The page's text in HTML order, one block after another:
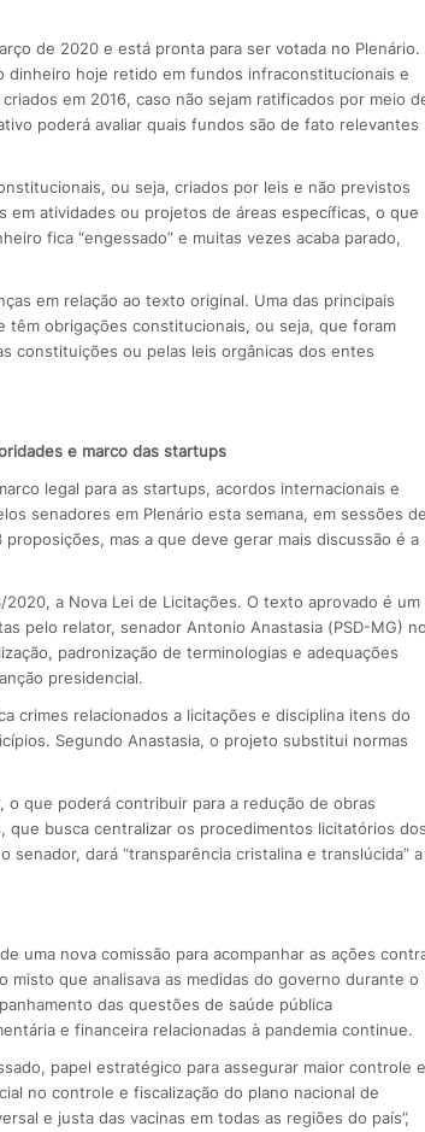
de 2020 e está pronta para ser votada no Plenário.
dinheiro hoje retido em fundos infraconstitucionais e
em 2016, caso não sejam ratificados por meio
poderá avaliar quais fundos são de fato relevantes
ou seja, criados por leis e não previstos
atividades ou projetos de áreas específicas, o que
fica “engessado” e muitas vezes acaba parado,
em relação ao texto original. Uma das principais
obrigações constitucionais, ou seja, que foram
constituições ou pelas leis orgânicas dos entes
e marco das startups
legal para as startups, acordos internacionais e
senadores em Plenário esta semana, em sessões de
mas a que deve gerar mais discussão é a
a Nova Lei de Licitações. O texto aprovado é um
pelo relator, senador Antonio Anastasia (PSD-MG) no
padronização de terminologias e adequações
presidencial.
crimes relacionados a licitações e disciplina itens do
Segundo Anastasia, o projeto substitui normas
o que poderá contribuir para a redução de obras
que busca centralizar os procedimentos licitatórios dos
dará “transparência cristalina e translúcida” a
uma nova comissão para acompanhar as ações
que analisava as medidas do governo durante o
das questões de saúde pública
e financeira relacionadas à pandemia continue.
papel estratégico para assegurar maior controle e
no controle e fiscalização do plano nacional de
e justa das vacinas em todas as regiões do país”,